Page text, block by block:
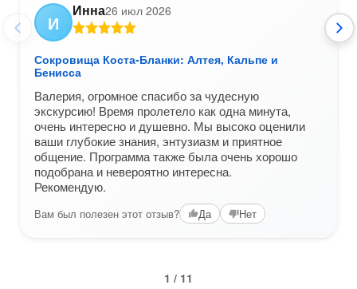
И
Инна26 июл 2026
Сокровища Коста-Бланки: Алтея, Кальпе и
Бенисса
Валерия, огромное спасибо за чудесную
экскурсию! Время пролетело как одна минута,
очень интересно и душевно. Мы высоко оценили
ваши глубокие знания, энтузиазм и приятное
общение. Программа также была очень хорошо
подобрана и невероятно интересна.
Рекомендую.
Вам был полезен этот отзыв? Да Нет
1 / 11